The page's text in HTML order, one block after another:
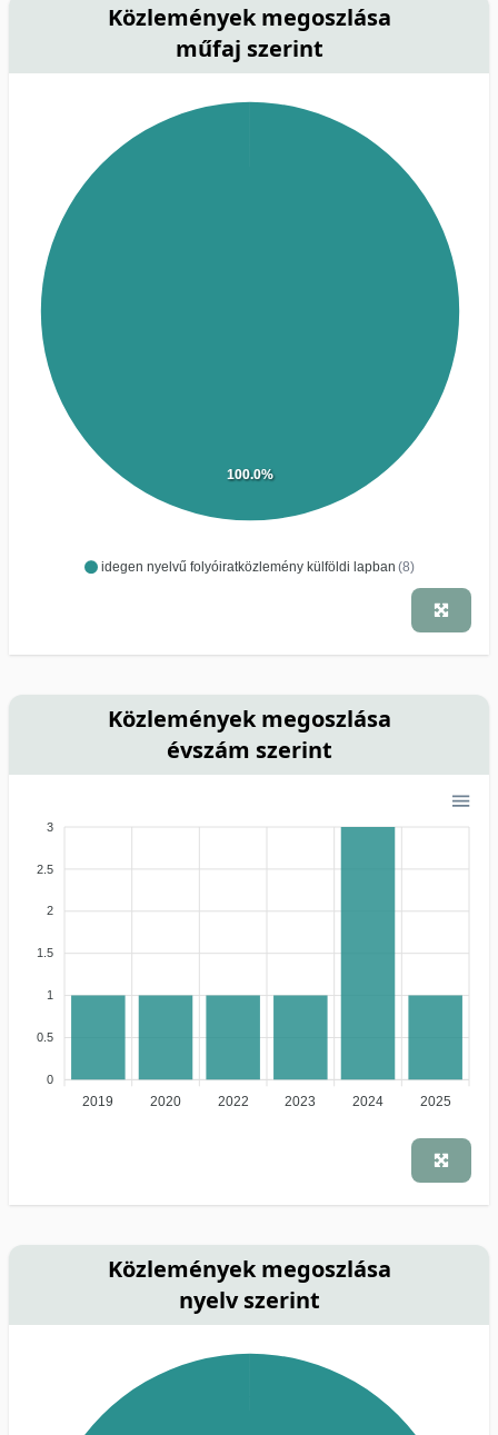
Közlemények megoszlása
műfaj szerint
idegen nyelvű folyóiratközlemény külföldi lapban (8)
100.0%
Közlemények megoszlása
évszám szerint
3
2.5
2
1.5
1
0.5
0
2019 2020 2022 2023 2024 2025
Közlemények megoszlása
nyelv szerint